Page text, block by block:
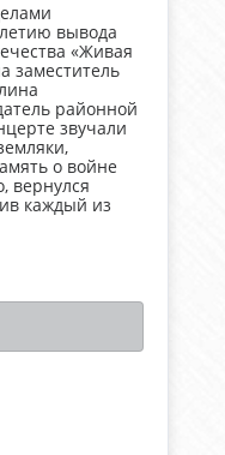
вывода
«Живая
заместитель
районной
звучали
о войне
вернулся
каждый из